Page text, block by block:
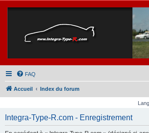
FAQ
Accueil Index du forum
Integra-Type-R.com - Enregistrement